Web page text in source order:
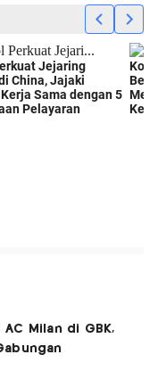
AC Milan di GBK,